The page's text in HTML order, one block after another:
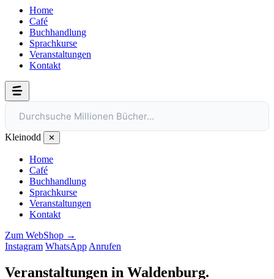
Home
Café
Buchhandlung
Sprachkurse
Veranstaltungen
Kontakt
Durchsuche Millionen Bücher…
Kleinodd ✕
Home
Café
Buchhandlung
Sprachkurse
Veranstaltungen
Kontakt
Zum WebShop →
Instagram WhatsApp Anrufen
Veranstaltungen in Waldenburg.